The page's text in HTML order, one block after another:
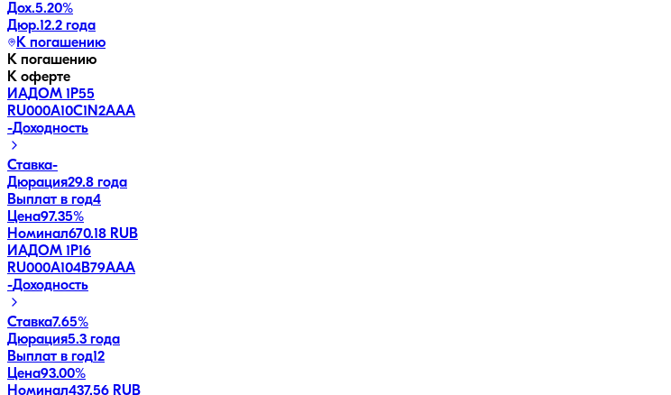
Дох.5.20%
Дюр.12.2 года
К погашению
К погашению
К оферте
ИАДОМ 1P55
RU000A10C1N2AAA
-Доходность
Ставка-
Дюрация29.8 года
Выплат в год4
Цена97.35%
Номинал670.18 RUB
ИАДОМ 1P16
RU000A104B79AAA
-Доходность
Ставка7.65%
Дюрация5.3 года
Выплат в год12
Цена93.00%
Номинал437.56 RUB